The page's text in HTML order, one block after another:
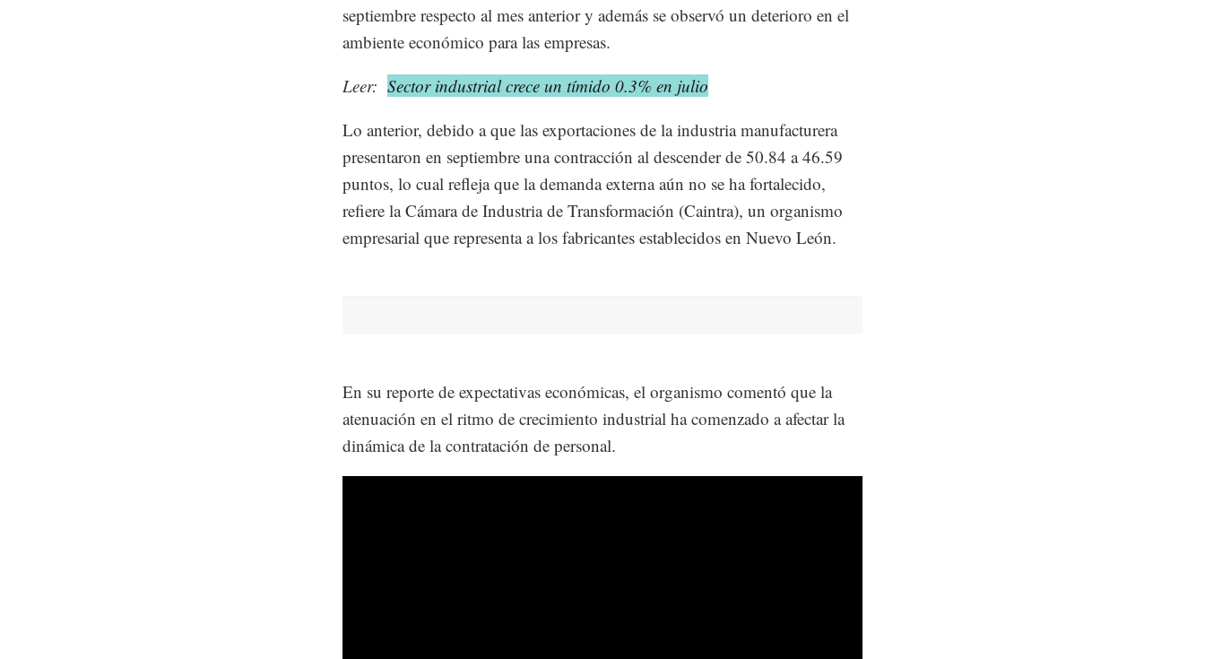
septiembre respecto al mes anterior y además se observó un deterioro en el
ambiente económico para las empresas.
Leer: Sector industrial crece un tímido 0.3% en julio
Lo anterior, debido a que las exportaciones de la industria manufacturera
presentaron en septiembre una contracción al descender de 50.84 a 46.59
puntos, lo cual refleja que la demanda externa aún no se ha fortalecido,
refiere la Cámara de Industria de Transformación (Caintra), un organismo
empresarial que representa a los fabricantes establecidos en Nuevo León.
En su reporte de expectativas económicas, el organismo comentó que la
atenuación en el ritmo de crecimiento industrial ha comenzado a afectar la
dinámica de la contratación de personal.